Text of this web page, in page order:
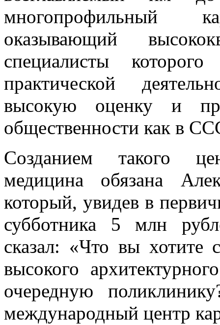
многопрофильный
оказывающий
специалисты
практической
высокую оценку и
общественности как в
Созданием такого
медицина обязана
который, увидев в
субботника 5 млн
сказал: «Что вы хотите
высокого
очередную
международный центр